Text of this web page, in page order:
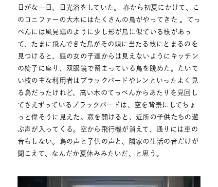
日がな一日、日光浴をしていた。 春から初夏にかけて、こ
のコニファーの大木にはたくさんの鳥がやってきた 。てっ
ぺんには風見鶏のように少し形が鳥に似ている枝があっ
て、たまに飛んできた鳥がその頭に当たる枝にとまるのを
見つけると、庭の女の子達からは見えないようにキッチン
の椅子に座り、双眼鏡で留まっている鳥を眺めた。たいて
い枝の主な利用者はブラックバードやレンといったよく見
る鳥だったけれど、高い木のてっぺんからあたりを見回し
てさえずっているブラックバードは、空を背景にしてちょ
っと偉そうに見えた。窓を開けると、近所の子供たちの遊
ぶ声が入ってくる。空から飛行機が消えて、通りには車の
音もしない。鳥の声と子供の声と、隣家の生活の音だけが
聞こえて、なんだか夏休みみたいだ、と思う。